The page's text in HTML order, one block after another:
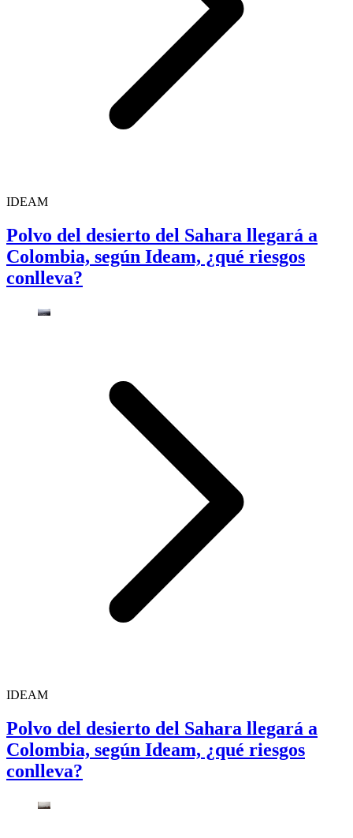
IDEAM
Polvo del desierto del Sahara llegará a
Colombia, según Ideam, ¿qué riesgos
conlleva?
IDEAM
Polvo del desierto del Sahara llegará a
Colombia, según Ideam, ¿qué riesgos
conlleva?